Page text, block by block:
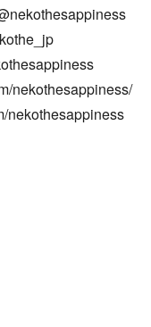
nekothesappiness/
nekothesappiness